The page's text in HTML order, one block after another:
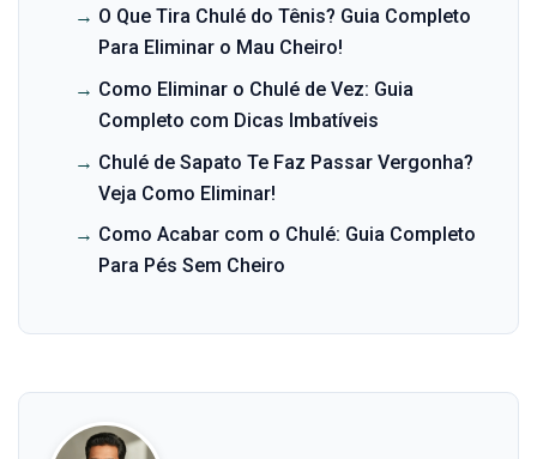
→ O Que Tira Chulé do Tênis? Guia Completo
Para Eliminar o Mau Cheiro!
→ Como Eliminar o Chulé de Vez: Guia
Completo com Dicas Imbatíveis
→ Chulé de Sapato Te Faz Passar Vergonha?
Veja Como Eliminar!
→ Como Acabar com o Chulé: Guia Completo
Para Pés Sem Cheiro